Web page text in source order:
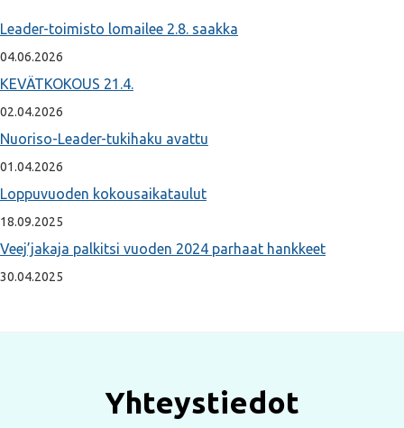
Leader-toimisto lomailee 2.8. saakka
04.06.2026
KEVÄTKOKOUS 21.4.
02.04.2026
Nuoriso-Leader-tukihaku avattu
01.04.2026
Loppuvuoden kokousaikataulut
18.09.2025
Veej’jakaja palkitsi vuoden 2024 parhaat hankkeet
30.04.2025
Yhteystiedot